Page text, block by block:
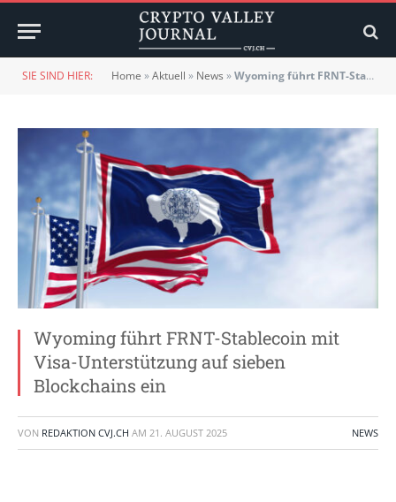
SIE SIND HIER: Home »Aktuell » News »Wyoming führt FRNT-Stablecoin mit Visa-Unterstützung auf sieben Blockchains ein
Wyoming führt FRNT-Stablecoin mit
Visa-Unterstützung auf sieben
Blockchains ein
VON REDAKTION CVJ.CH AM 21. AUGUST 2025 NEWS